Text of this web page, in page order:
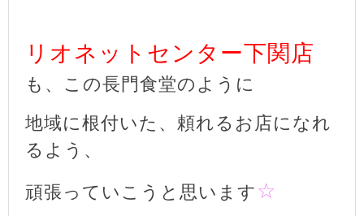
リオネットセンター下関店
も、この長門食堂のように
地域に根付いた、頼れるお店になれ
るよう、
頑張っていこうと思います ☆